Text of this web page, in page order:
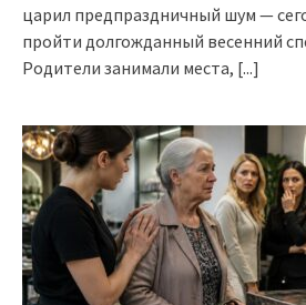
царил предпраздничный шум —
пройти долгожданный весенний
Родители занимали места, [...]